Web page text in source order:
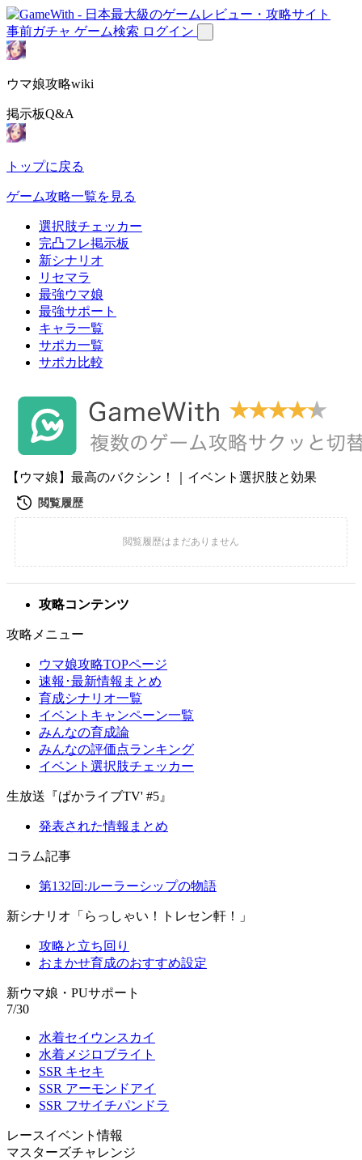
事前ガチャ ゲーム検索 ログイン
ウマ娘攻略wiki
掲示板Q&A
トップに戻る
ゲーム攻略一覧を見る
選択肢チェッカー
完凸フレ掲示板
新シナリオ
リセマラ
最強ウマ娘
最強サポート
キャラ一覧
サポカ一覧
サポカ比較
【ウマ娘】最高のバクシン！｜イベント選択肢と効果
攻略コンテンツ
攻略メニュー
ウマ娘攻略TOPページ
速報･最新情報まとめ
育成シナリオ一覧
イベントキャンペーン一覧
みんなの育成論
みんなの評価点ランキング
イベント選択肢チェッカー
生放送『ぱかライブTV' #5』
発表された情報まとめ
コラム記事
第132回:ルーラーシップの物語
新シナリオ「らっしゃい！トレセン軒！」
攻略と立ち回り
おまかせ育成のおすすめ設定
新ウマ娘・PUサポート
7/30
水着セイウンスカイ
水着メジロブライト
SSR キセキ
SSR アーモンドアイ
SSR フサイチパンドラ
レースイベント情報
マスターズチャレンジ